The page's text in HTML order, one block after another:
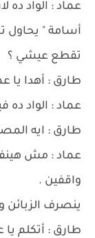
عماد : الواد ده
أسامة " يحاول
تقطع عيشي ؟
طارق : أهدا يا
عماد : الواد ده
طارق : ايه
عماد : مش
واقفين .
ينصرف الزبائن
طارق : أتكلم